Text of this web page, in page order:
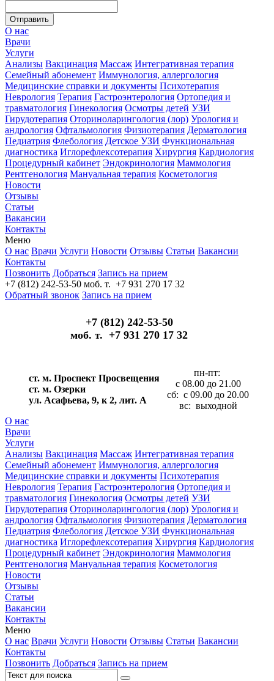
О нас
Врачи
Услуги
Анализы Вакцинация Массаж Интегративная терапия
Семейный абонемент Иммунология, аллергология
Медицинские справки и документы Психотерапия
Неврология Терапия Гастроэнтерология Ортопедия и
травматология Гинекология Осмотры детей УЗИ
Гирудотерапия Оториноларингология (лор) Урология и
андрология Офтальмология Физиотерапия Дерматология
Педиатрия Флебология Детское УЗИ Функциональная
диагностика Иглорефлексотерапия Хирургия Кардиология
Процедурный кабинет Эндокринология Маммология
Рентгенология Мануальная терапия Косметология
Новости
Отзывы
Статьи
Вакансии
Контакты
Меню
О нас Врачи Услуги Новости Отзывы Статьи Вакансии
Контакты
Позвонить Добраться Запись на прием
+7 (812) 242-53-50 моб. т. +7 931 270 17 32
Обратный звонок Запись на прием
+7 (812) 242-53-50
моб. т. +7 931 270 17 32
ст. м. Проспект Просвещения
ст. м. Озерки
ул. Асафьева, 9, к 2, лит. А
пн-пт:
с 08.00 до 21.00
сб: с 09.00 до 20.00
вс: выходной
О нас
Врачи
Услуги
Анализы Вакцинация Массаж Интегративная терапия
Семейный абонемент Иммунология, аллергология
Медицинские справки и документы Психотерапия
Неврология Терапия Гастроэнтерология Ортопедия и
травматология Гинекология Осмотры детей УЗИ
Гирудотерапия Оториноларингология (лор) Урология и
андрология Офтальмология Физиотерапия Дерматология
Педиатрия Флебология Детское УЗИ Функциональная
диагностика Иглорефлексотерапия Хирургия Кардиология
Процедурный кабинет Эндокринология Маммология
Рентгенология Мануальная терапия Косметология
Новости
Отзывы
Статьи
Вакансии
Контакты
Меню
О нас Врачи Услуги Новости Отзывы Статьи Вакансии
Контакты
Позвонить Добраться Запись на прием